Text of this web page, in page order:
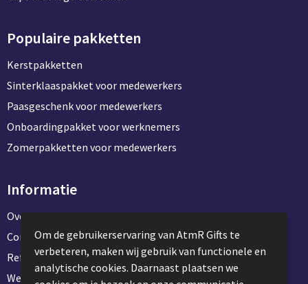
Populaire pakketten
Kerstpakketten
Sinterklaaspakket voor medewerkers
Paasgeschenk voor medewerkers
Onboardingpakket voor werknemers
Zomerpakketten voor medewerkers
Informatie
Over ons
Contact en klantenservice
Referentie projecten
Werken & stage bij AtmR Gifts
Om de gebruikerservaring van AtmR Gifts te
verbeteren, maken wij gebruik van functionele en
analytische cookies. Daarnaast plaatsen we